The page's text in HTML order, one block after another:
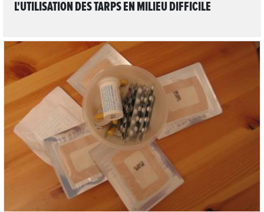
L'UTILISATION DES TARPS EN MILIEU DIFFICILE
LIRE L'ARTICLE